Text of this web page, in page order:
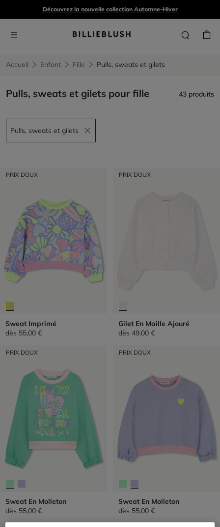
Découvrez la nouvelle collection Automne-Hiver
Accueil Enfant Fille Pulls, sweats et gilets
Pulls, sweats et gilets pour fille 43 produits
Pulls, sweats et gilets
Remove filter Pulls, sweats et gilets
PRIX DOUX
Sweat Imprimé
dès 55,00 €
PRIX DOUX
Gilet En Maille Ajouré
dès 49,00 €
PRIX DOUX
Sweat En Molleton
dès 55,00 €
PRIX DOUX
Sweat En Molleton
dès 55,00 €